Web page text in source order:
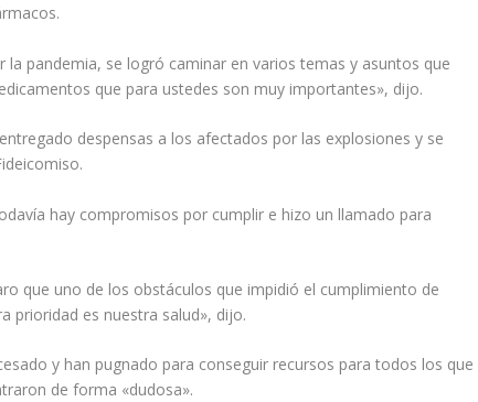
pandemia, se logró caminar en varios temas y asuntos que
que para ustedes son muy importantes», dijo.
despensas a los afectados por las explosiones y se
hay compromisos por cumplir e hizo un llamado para
que uno de los obstáculos que impidió el cumplimiento de
prioridad es nuestra salud», dijo.
y han pugnado para conseguir recursos para todos los que
de forma «dudosa».